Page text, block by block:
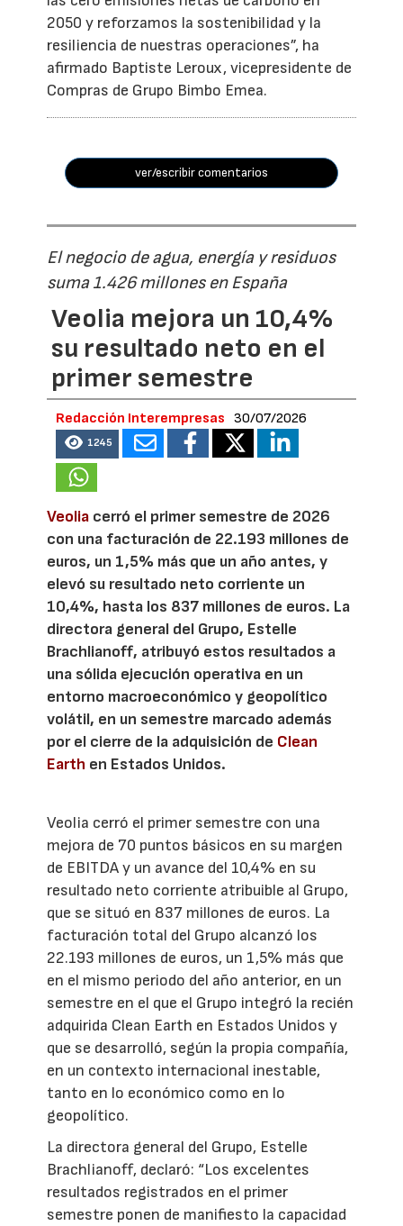
2050 y reforzamos la sostenibilidad y la
resiliencia de nuestras operaciones”, ha
afirmado Baptiste Leroux, vicepresidente de
Compras de Grupo Bimbo Emea.
ver/escribir comentarios
El negocio de agua, energía y residuos
suma 1.426 millones en España
Veolia mejora un 10,4%
su resultado neto en el
primer semestre
Redacción Interempresas 30/07/2026
1245
Veolia cerró el primer semestre de 2026
con una facturación de 22.193 millones de
euros, un 1,5% más que un año antes, y
elevó su resultado neto corriente un
10,4%, hasta los 837 millones de euros. La
directora general del Grupo, Estelle
Brachlianoff, atribuyó estos resultados a
una sólida ejecución operativa en un
entorno macroeconómico y geopolítico
volátil, en un semestre marcado además
por el cierre de la adquisición de Clean
Earth en Estados Unidos.
Veolia cerró el primer semestre con una
mejora de 70 puntos básicos en su margen
de EBITDA y un avance del 10,4% en su
resultado neto corriente atribuible al Grupo,
que se situó en 837 millones de euros. La
facturación total del Grupo alcanzó los
22.193 millones de euros, un 1,5% más que
en el mismo periodo del año anterior, en un
semestre en el que el Grupo integró la recién
adquirida Clean Earth en Estados Unidos y
que se desarrolló, según la propia compañía,
en un contexto internacional inestable,
tanto en lo económico como en lo
geopolítico.
La directora general del Grupo, Estelle
Brachlianoff, declaró: “Los excelentes
resultados registrados en el primer
semestre ponen de manifiesto la capacidad